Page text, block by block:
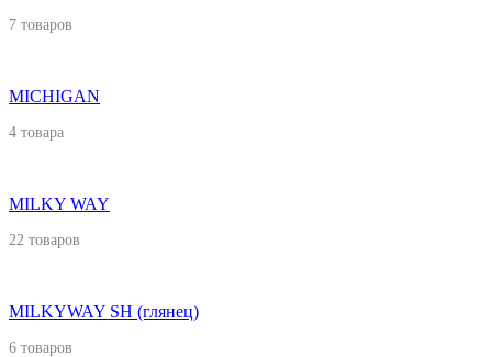
7 товаров
MICHIGAN
4 товара
MILKY WAY
22 товаров
MILKYWAY SH (глянец)
6 товаров